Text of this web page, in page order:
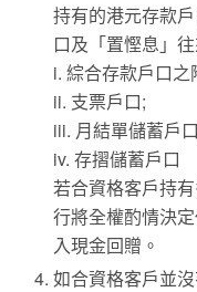
持有的港元存款
口及「置慳息」
i. 綜合存款戶口之
ii. 支票戶口;
iii. 月結單儲蓄戶
iv. 存摺儲蓄戶口
若合資格客戶持
行將全權酌情決
入現金回贈。
如合資格客戶並